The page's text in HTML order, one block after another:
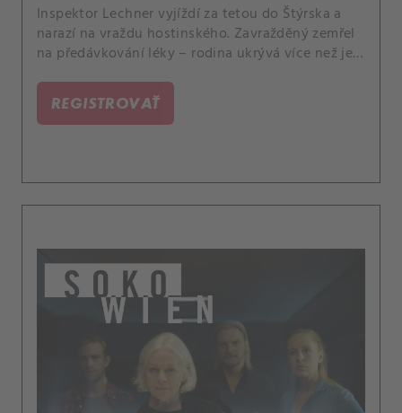
Inspektor Lechner vyjíždí za tetou do Štýrska a
narazí na vraždu hostinského. Zavražděný zemřel
na předávkování léky – rodina ukrývá více než jen
REGISTROVAŤ